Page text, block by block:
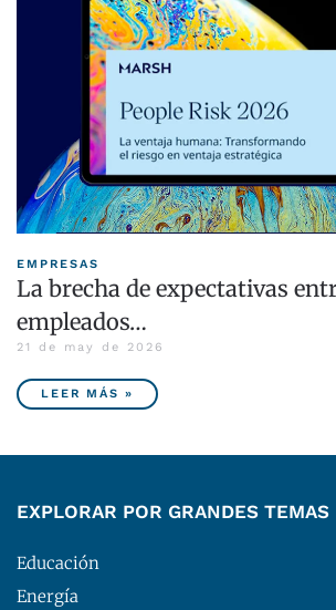
EMPRESAS
La brecha de expectativas
empleados…
21 de may de 2026
LEER MÁS »
EXPLORAR POR GRANDES TEMAS
Educación
Energía